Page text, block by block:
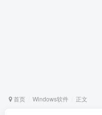
首页 Windows软件 正文